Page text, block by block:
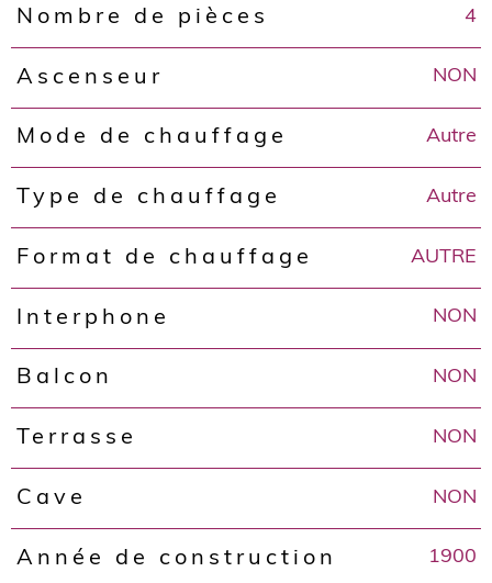
Nombre de pièces 4
Ascenseur NON
Mode de chauffage Autre
Type de chauffage Autre
Format de chauffage AUTRE
Interphone NON
Balcon NON
Terrasse NON
Cave NON
Année de construction 1900